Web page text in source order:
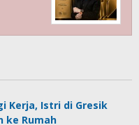
Kerja, Istri di Gresik
ke Rumah